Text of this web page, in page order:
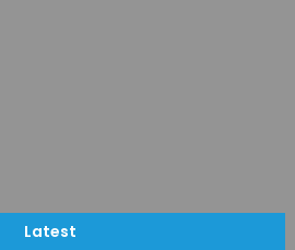
Latest
Statler)与钢琴家Darek演绎一场古筝